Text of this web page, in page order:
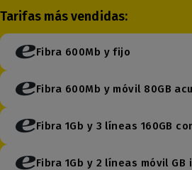
Tarifas más vendidas:
Fibra 600Mb y fijo
Fibra 600Mb y móvil 80GB
Fibra 1Gb y 3 líneas 160GB
Fibra 1Gb y 2 líneas móvil